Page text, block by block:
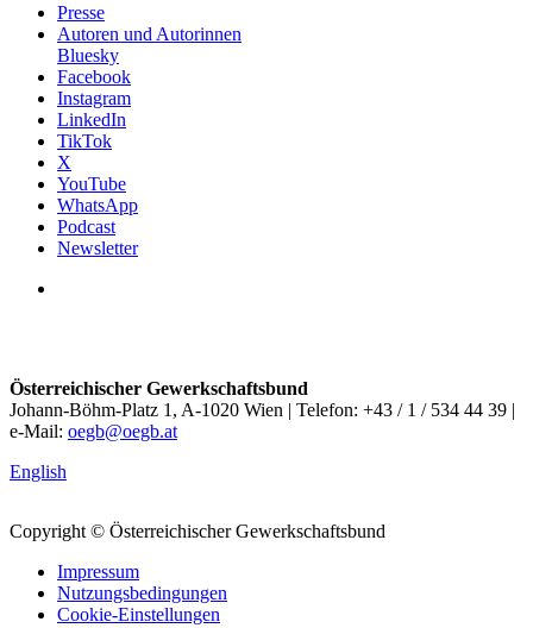
Presse
Autoren und Autorinnen
Bluesky
Facebook
Instagram
LinkedIn
TikTok
X
YouTube
WhatsApp
Podcast
Newsletter
Österreichischer Gewerkschaftsbund
Johann-Böhm-Platz 1, A-1020 Wien | Telefon: +43 / 1 / 534 44 39 |
e-Mail: oegb@oegb.at
English
Copyright © Österreichischer Gewerkschaftsbund
Impressum
Nutzungsbedingungen
Cookie-Einstellungen